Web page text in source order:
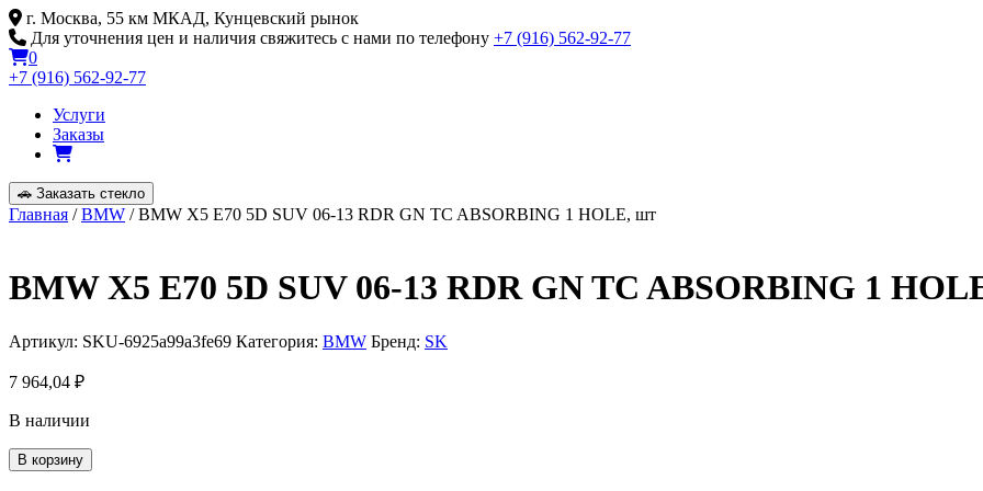
Skip
to
content
г. Москва, 55 км МКАД, Кунцевский рынок
Для уточнения цен и наличия свяжитесь с нами по телефону +7 (916) 562-92-77
0
+7 (916) 562-92-77
Услуги
Заказы
🚗 Заказать стекло
Главная /BMW / BMW X5 E70 5D SUV 06-13 RDR GN TC ABSORBING 1 HOLE, шт
BMW X5 E70 5D SUV 06-13 RDR GN TC ABSORBING 1
Артикул: SKU-6925a99a3fe69 Категория: BMW Бренд: SK
7 964,04 ₽
В наличии
Количество
товара
В корзину